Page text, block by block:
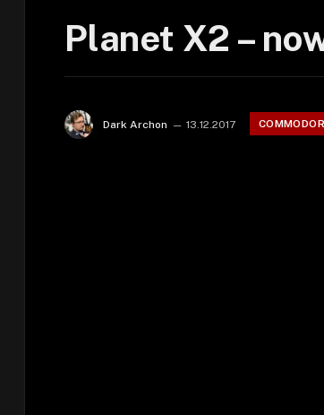
Planet X2 –
Dark Archon 13.12.2017